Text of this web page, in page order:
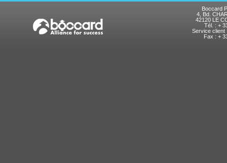
Boccard
4, Bd.
42120 LE
Tél. : +
Service client
Fax : +